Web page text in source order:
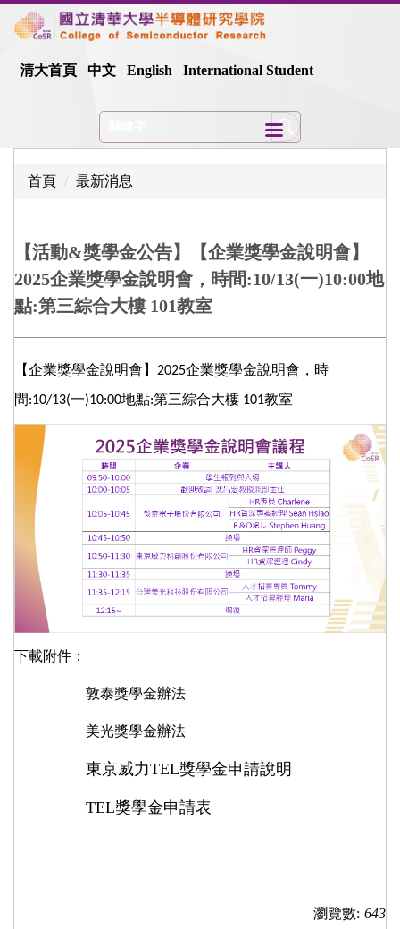
跳
到
主清大首頁 中文 English International Student
首頁 最新消息
【活動&獎學金公告】【企業獎學金說明會】
2025企業獎學金說明會，時間:10/13(一)10:00地
點:第三綜合大樓 101教室
【企業獎學金說明會】 2025企業獎學金說明會，時
間:10/13(一)10:00地點:第三綜合大樓 101教室
下載附件：
敦泰獎學金辦法
美光獎學金辦法
東京威力TEL獎學金申請說明
TEL獎學金申請表
瀏覽數: 643